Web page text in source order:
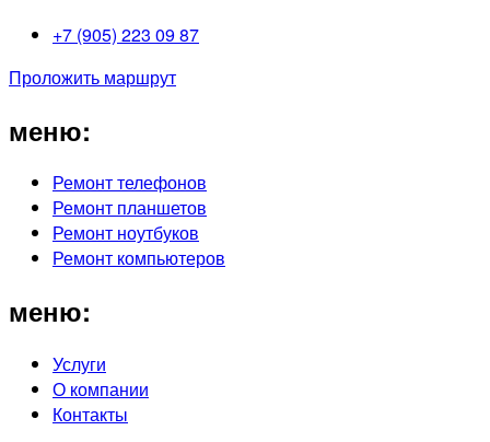
+7 (905) 223 09 87
Проложить маршрут
меню:
Ремонт телефонов
Ремонт планшетов
Ремонт ноутбуков
Ремонт компьютеров
меню:
Услуги
О компании
Контакты